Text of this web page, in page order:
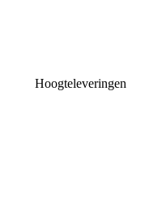
Hoogteleveringen